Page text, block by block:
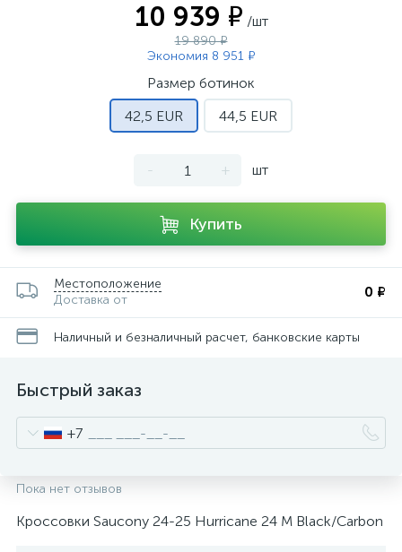
10 939 ₽ /шт
19 890 ₽
Экономия 8 951 ₽
Размер ботинок
42,5 EUR
44,5 EUR
- + шт
Купить
Местоположение
Доставка от
0 ₽
Наличный и безналичный расчет, банковские карты
Быстрый заказ
+7
Пока нет отзывов
Кроссовки Saucony 24-25 Hurricane 24 M Black/Carbon